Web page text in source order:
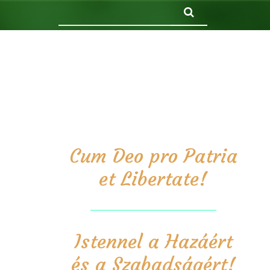
Cum Deo pro Patria
et Libertate!
Istennel a Hazáért
és a Szabadságért!